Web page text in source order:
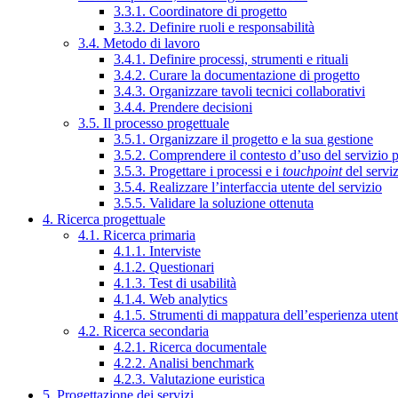
3.3.1. Coordinatore di progetto
3.3.2. Definire ruoli e responsabilità
3.4. Metodo di lavoro
3.4.1. Definire processi, strumenti e rituali
3.4.2. Curare la documentazione di progetto
3.4.3. Organizzare tavoli tecnici collaborativi
3.4.4. Prendere decisioni
3.5. Il processo progettuale
3.5.1. Organizzare il progetto e la sua gestione
3.5.2. Comprendere il contesto d’uso del servizio
3.5.3. Progettare i processi e i touchpointdel
3.5.4. Realizzare l’interfaccia utente del servizio
3.5.5. Validare la soluzione ottenuta
4. Ricerca progettuale
4.1. Ricerca primaria
4.1.1. Interviste
4.1.2. Questionari
4.1.3. Test di usabilità
4.1.4. Web analytics
4.1.5. Strumenti di mappatura dell’esperienza
4.2. Ricerca secondaria
4.2.1. Ricerca documentale
4.2.2. Analisi benchmark
4.2.3. Valutazione euristica
5. Progettazione dei servizi